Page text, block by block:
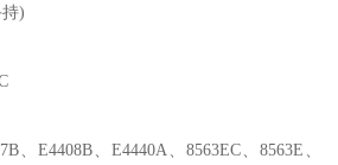
)
、E4408B、E4440A、8563EC、8563E、